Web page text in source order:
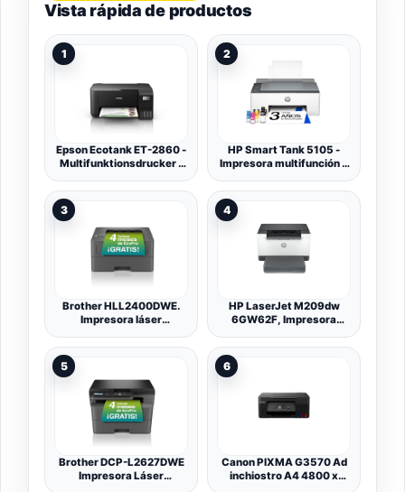
Vista rápida de productos
1
Epson Ecotank ET-2860 -
Multifunktionsdrucker -
A4 (medien) - 100 Blatt -
WI-Fi, Usb - Schwarz
2
HP Smart Tank 5105 -
Impresora multifunción 3
móvil) - 3 años de Tinta
incluida, depósito de Tinta
Grande, Gran Alcance,
impresión
3
Brother HLL2400DWE.
Impresora láser
WiFi e impresión a Doble
4
HP LaserJet M209dw
6GW62F, Impresora
Impresión a Doble Cara
Automática (29ppm, Wi-
Memoria 64MB, Smart
App, Panel de Control)
5
Brother DCP-L2627DWE
Impresora Láser
6
Canon PIXMA G3570 Ad
inchiostro A4 4800 x